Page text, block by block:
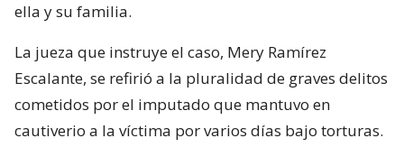
ella y su familia.
La jueza que instruye el caso, Mery Ramírez
Escalante, se refirió a la pluralidad de graves delitos
cometidos por el imputado que mantuvo en
cautiverio a la víctima por varios días bajo torturas.